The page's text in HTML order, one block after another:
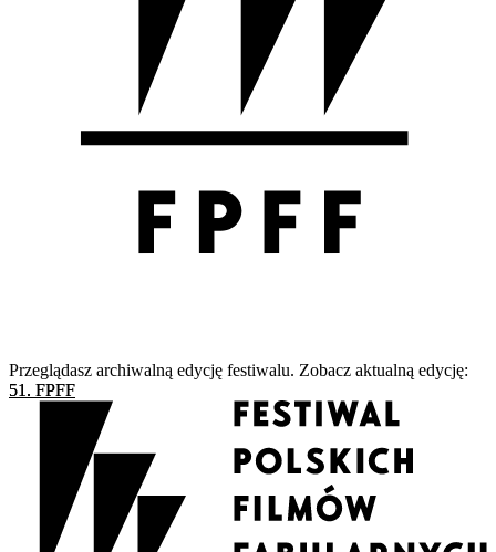
Przeglądasz archiwalną edycję festiwalu. Zobacz aktualną edycję:
51. FPFF